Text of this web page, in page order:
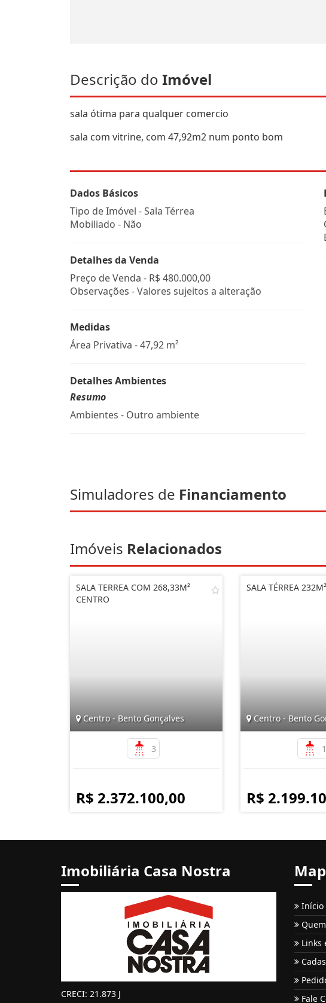
Descrição do Imóvel
sala ótima para qualquer comercio
sala com vitrine, com 47,92m2 num ponto bom
Dados Básicos
Tipo de Imóvel - Sala Térrea
Mobiliado - Não
Detalhes da Venda
Preço de Venda - R$ 480.000,00
Observações - Valores sujeitos a alteração
Medidas
Área Privativa - 47,92 m²
Detalhes Ambientes
Resumo
Ambientes - Outro ambiente
Simuladores de Financiamento
Imóveis Relacionados
SALA TERREA COM 268,33M²
CENTRO
Centro - Bento Gonçalves
3
R$ 2.372.100,00
SALA TÉRREA
Centro - Bento
1
R$
Imobiliária Casa Nostra
CRECI: 21.873 J
Início
Links
Fale